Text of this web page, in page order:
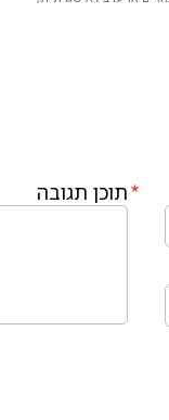
תוכן תגובה